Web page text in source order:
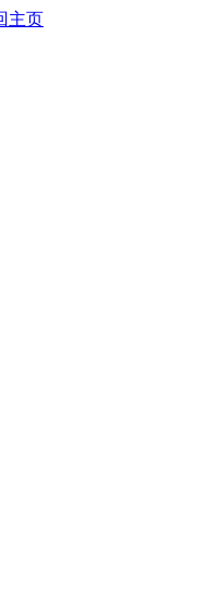
主页